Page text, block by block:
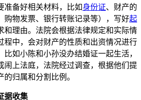
准备好相关材料，比如身份证、财产的
购物发票、银行转账记录等），写好起
和理由。法院会根据法律规定和实际情
程中，会对财产的性质和出资情况进行
如小陈和小孙没办结婚证一起生活，
闹上法庭，法院经过调查，根据他们提
归属和分割比例。
据收集